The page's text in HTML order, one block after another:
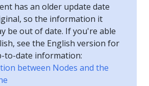
has an older update date
so the information it
be out of date. If you're able
see the English version for
to-date information:
between Nodes and the